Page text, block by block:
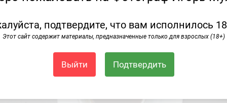
подтвердите, что вам исполнилось
Этот сайт содержит материалы, предназначенные только для взрослых (18+)
Выйти Подтвердить